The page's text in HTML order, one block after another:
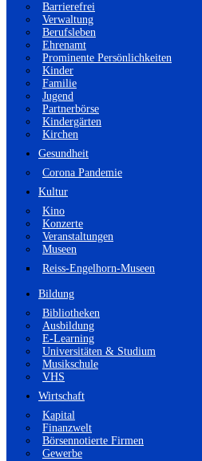
Barrierefrei
Verwaltung
Berufsleben
Ehrenamt
Prominente Persönlichkeiten
Kinder
Familie
Jugend
Partnerbörse
Kindergärten
Kirchen
Gesundheit
Corona Pandemie
Kultur
Kino
Konzerte
Veranstaltungen
Museen
Reiss-Engelhorn-Museen
Bildung
Bibliotheken
Ausbildung
E-Learning
Universitäten & Studium
Musikschule
VHS
Wirtschaft
Kapital
Finanzwelt
Börsennotierte Firmen
Gewerbe